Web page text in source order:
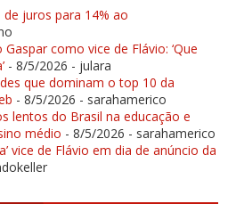
juros para 14% ao
como vice de Flávio: ‘Que
- 8/5/2026 - julara
que dominam o top 10 da
- 8/5/2026 - sarahamerico
lentos do Brasil na educação e
médio - 8/5/2026 - sarahamerico
vice de Flávio em dia de anúncio da